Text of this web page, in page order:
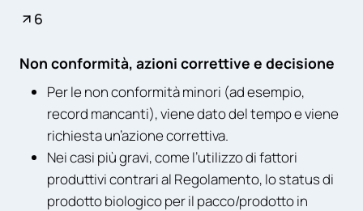
6
Non conformità, azioni correttive e decisione
Per le non conformità minori (ad esempio,
record mancanti), viene dato del tempo e viene
richiesta un’azione correttiva.
Nei casi più gravi, come l’utilizzo di fattori
produttivi contrari al Regolamento, lo status di
prodotto biologico per il pacco/prodotto in